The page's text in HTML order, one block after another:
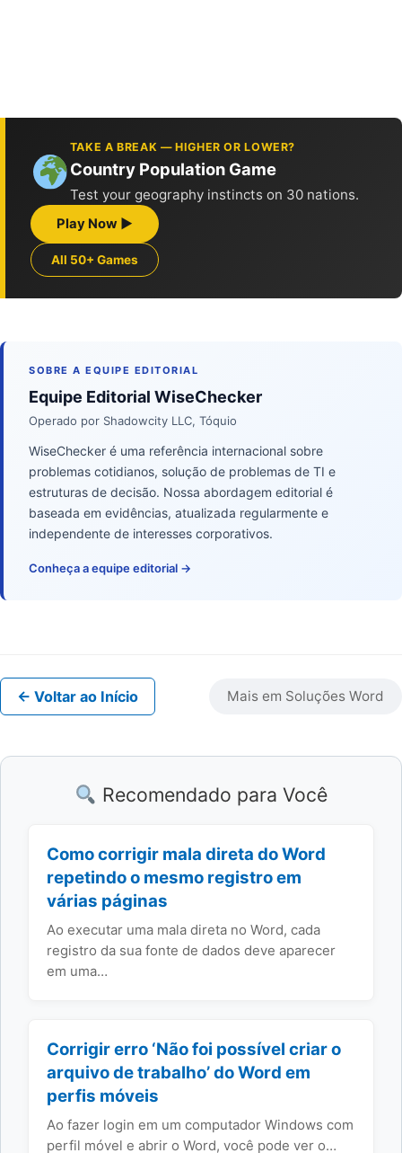
TAKE A BREAK — HIGHER OR LOWER?
Country Population Game
Test your geography instincts on 30 nations.
Play Now ▶
All 50+ Games
SOBRE A EQUIPE EDITORIAL
Equipe Editorial WiseChecker
Operado por Shadowcity LLC, Tóquio
WiseChecker é uma referência internacional sobre
problemas cotidianos, solução de problemas de TI e
estruturas de decisão. Nossa abordagem editorial é
baseada em evidências, atualizada regularmente e
independente de interesses corporativos.
Conheça a equipe editorial →
← Voltar ao Início Mais em Soluções Word
Recomendado para Você
Como corrigir mala direta do Word
repetindo o mesmo registro em
várias páginas
Ao executar uma mala direta no Word, cada
registro da sua fonte de dados deve aparecer
em uma…
Corrigir erro ‘Não foi possível criar o
arquivo de trabalho’ do Word em
perfis móveis
Ao fazer login em um computador Windows com
perfil móvel e abrir o Word, você pode ver o…